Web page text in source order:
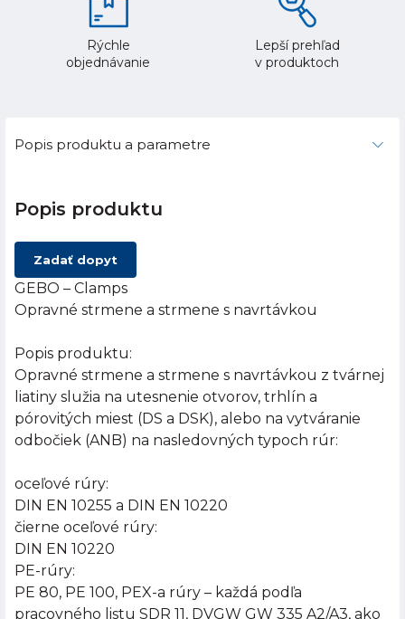
Rýchle
objednávanie
Lepší prehľad
v produktoch
Popis produktu a parametre
Popis produktu
Zadať dopyt
GEBO – Clamps
Opravné strmene a strmene s navrtávkou
Popis produktu:
Opravné strmene a strmene s navrtávkou z tvárnej
liatiny služia na utesnenie otvorov, trhlín a
pórovitých miest (DS a DSK), alebo na vytváranie
odbočiek (ANB) na nasledovných typoch rúr:
oceľové rúry:
DIN EN 10255 a DIN EN 10220
čierne oceľové rúry:
DIN EN 10220
PE-rúry:
PE 80, PE 100, PEX-a rúry – každá podľa
pracovného listu SDR 11, DVGW GW 335 A2/A3, ako